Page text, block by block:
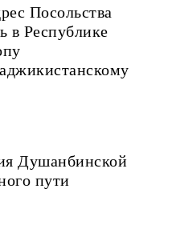
Посольства
в Республике
Душанбинской
пути